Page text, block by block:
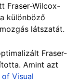
Fraser-Wilcox-
különböző
látszatát.
Fraser-
Amint azt
Visual